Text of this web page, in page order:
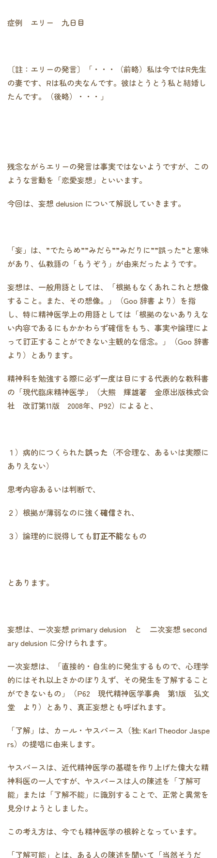
症例 エリー 九日目
〔註：エリーの発言〕「・・・（前略）私は今ではR先生
の妻です、Rは私の夫なんです。彼はとうとう私と結婚し
たんです。（後略）・・・」
残念ながらエリーの発言は事実ではないようですが、この
ような言動を「恋愛妄想」といいます。
今回は、妄想 delusion について解説していきます。
「妄」は、”でたらめ””みだら””みだりに””誤った”と意味
があり、仏教語の「もうぞう」が由来だったようです。
妄想は、一般用語としては、「根拠もなくあれこれと想像
すること。また、その想像。」（Goo 辞書 より）を指
し、特に精神医学上の用語としては「根拠のないありえな
い内容であるにもかかわらず確信をもち、事実や論理によ
って訂正することができない主観的な信念。」（Goo 辞書
より）とあります。
精神科を勉強する際に必ず一度は目にする代表的な教科書
の「現代臨床精神医学」（大熊 輝雄著 金原出版株式会
社 改訂第11版 2008年、P92）によると、
１）病的につくられた誤った （不合理な、あるいは実際に
ありえない）
思考内容あるいは判断で、
２）根拠が薄弱なのに強く 確信され、
３）論理的に説得しても訂正不能なもの
とあります。
妄想は、一次妄想 primary delusion と 二次妄想 second
ary delusion に分けられます。
一次妄想は、「直接的・自生的に発生するもので、心理学
的にはそれ以上さかのぼりえず、その発生を了解すること
ができないもの」（P62 現代精神医学事典 第1版 弘文
堂 より）とあり、真正妄想とも呼ばれます。
「了解」は、カール・ヤスパース（独: Karl Theodor Jaspe
rs）の提唱に由来します。
ヤスパースは、近代精神医学の基礎を作り上げた偉大な精
神科医の一人ですが、ヤスパースは人の陳述を「了解可
能」または「了解不能」に識別することで、正常と異常を
見分けようとしました。
この考え方は、今でも精神医学の根幹となっています。
「了解可能」とは、ある人の陳述を聞いて「当然そうだ